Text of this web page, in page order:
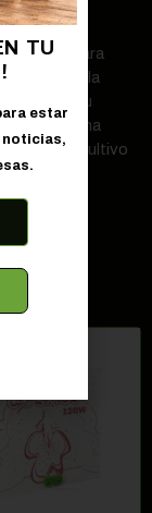
superior para
maximizar la
Su
en una
de cultivo
TU
estar
noticias,